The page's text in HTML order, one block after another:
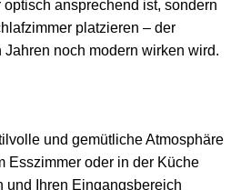
ansprechend ist, sondern
platzieren – der
noch modern wirken wird.
und gemütliche Atmosphäre
Esszimmer oder in der Küche
und Ihren Eingangsbereich